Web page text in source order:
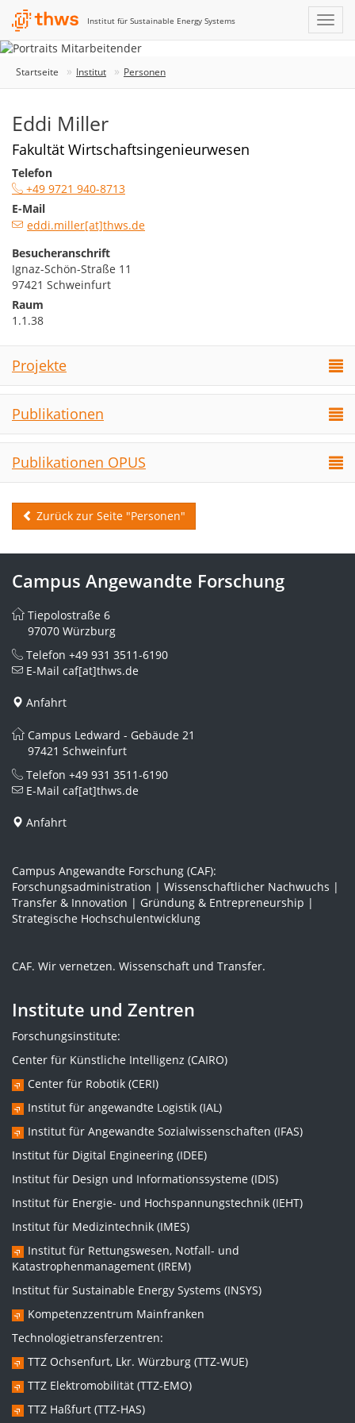
Institut für Sustainable Energy Systems
Startseite Institut Personen
Eddi Miller
Fakultät Wirtschaftsingenieurwesen
Telefon
+49 9721 940-8713
E-Mail
eddi.miller[at]thws.de
Besucheranschrift
Ignaz-Schön-Straße 11
97421 Schweinfurt
Raum
1.1.38
Projekte
Publikationen
Publikationen OPUS
Zurück zur Seite "Personen"
Campus Angewandte Forschung
Tiepolostraße 6
97070 Würzburg
Telefon +49 931 3511-6190
E-Mail caf[at]thws.de
Anfahrt
Campus Ledward - Gebäude 21
97421 Schweinfurt
Telefon +49 931 3511-6190
E-Mail caf[at]thws.de
Anfahrt
Campus Angewandte Forschung (CAF):
Forschungsadministration | Wissenschaftlicher Nachwuchs |
Transfer & Innovation | Gründung & Entrepreneurship |
Strategische Hochschulentwicklung
CAF. Wir vernetzen. Wissenschaft und Transfer.
Institute und Zentren
Forschungsinstitute:
Center für Künstliche Intelligenz (CAIRO)
Center für Robotik (CERI)
Institut für angewandte Logistik (IAL)
Institut für Angewandte Sozialwissenschaften (IFAS)
Institut für Digital Engineering (IDEE)
Institut für Design und Informationssysteme (IDIS)
Institut für Energie- und Hochspannungstechnik (IEHT)
Institut für Medizintechnik (IMES)
Institut für Rettungswesen, Notfall- und
Katastrophenmanagement (IREM)
Institut für Sustainable Energy Systems (INSYS)
Kompetenzzentrum Mainfranken
Technologietransferzentren:
TTZ Ochsenfurt, Lkr. Würzburg (TTZ-WUE)
TTZ Elektromobilität (TTZ-EMO)
TTZ Haßfurt (TTZ-HAS)